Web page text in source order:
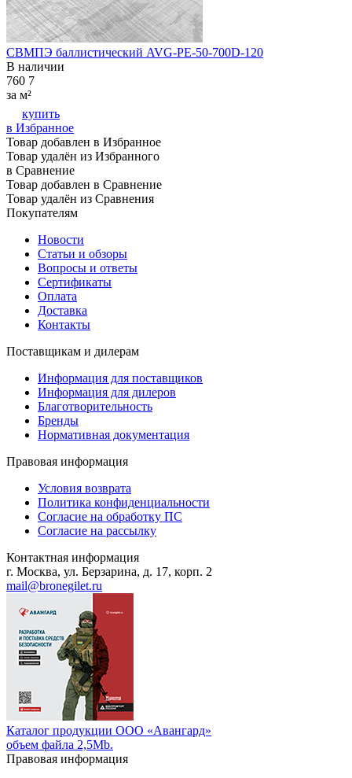
СВМПЭ баллистический AVG-PE-50-700D-120
В наличии
760 7
за м²
купить
в Избранное
Товар добавлен в Избранное
Товар удалён из Избранного
в Сравнение
Товар добавлен в Сравнение
Товар удалён из Сравнения
Покупателям
Новости
Статьи и обзоры
Вопросы и ответы
Сертификаты
Оплата
Доставка
Контакты
Поставщикам и дилерам
Информация для поставщиков
Информация для дилеров
Благотворительность
Бренды
Нормативная документация
Правовая информация
Условия возврата
Политика конфиденциальности
Согласие на обработку ПС
Согласие на рассылку
Контактная информация
г. Москва, ул. Берзарина, д. 17, корп. 2
mail@bronegilet.ru
Каталог продукции ООО «Авангард»
объем файла 2,5Mb.
Правовая информация